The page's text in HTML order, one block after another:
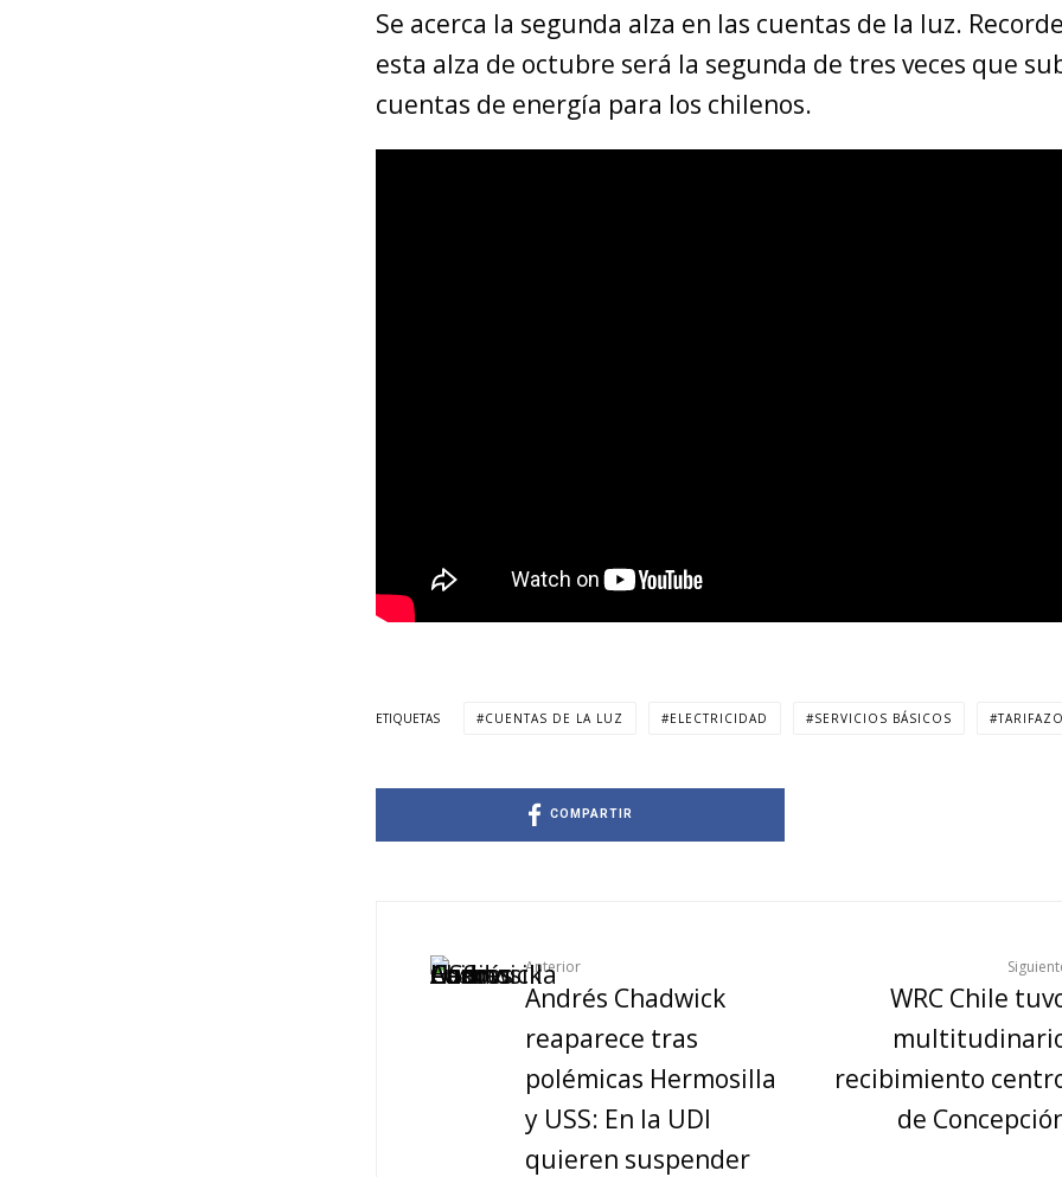
Se acerca la segunda alza en las cuentas de la luz.
esta alza de octubre será la segunda de tres veces que
cuentas de energía para los chilenos.
ETIQUETAS CUENTAS DE LA LUZ ELECTRICIDAD SERVICIOS BÁSICOS TARIFAZO
COMPARTIR
Anterior
Andrés Chadwick
reaparece tras
polémicas Hermosilla
y USS: En la UDI
quieren suspender
WRC Chile
recibimiento
de